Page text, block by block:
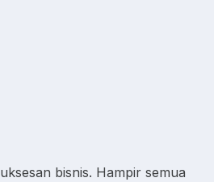
bisnis. Hampir semua